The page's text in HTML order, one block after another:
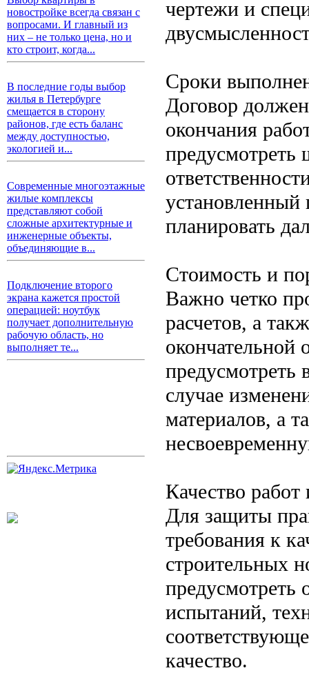
новостройке всегда связан с
вопросами. И главный из
них – не только цена, но и
кто строит, когда...
В последние годы выбор
жилья в Петербурге
смещается в сторону
районов, где есть баланс
между доступностью,
экологией и...
Современные многоэтажные
жилые комплексы
представляют собой
сложные архитектурные и
инженерные объекты,
объединяющие в...
Подключение второго
экрана кажется простой
операцией: ноутбук
получает дополнительную
рабочую область, но
выполняет те...
чертежи и
Сроки
Договор
окончания
установленный
планировать
Стоимость и
Важно четко
расчетов, а
окончательной
предусмотреть
случае
материалов, а
Качество работ
Для защиты
требования к
строительных
предусмотреть
испытаний,
качество.